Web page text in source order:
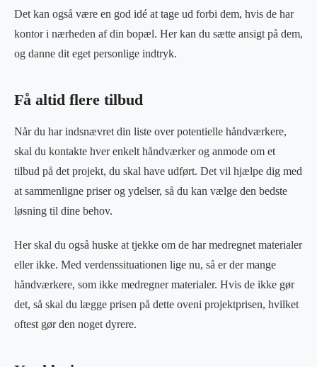
Det kan også være en god idé at tage ud forbi dem, hvis de har
kontor i nærheden af din bopæl. Her kan du sætte ansigt på dem,
og danne dit eget personlige indtryk.
Få altid flere tilbud
Når du har indsnævret din liste over potentielle håndværkere,
skal du kontakte hver enkelt håndværker og anmode om et
tilbud på det projekt, du skal have udført. Det vil hjælpe dig med
at sammenligne priser og ydelser, så du kan vælge den bedste
løsning til dine behov.
Her skal du også huske at tjekke om de har medregnet materialer
eller ikke. Med verdenssituationen lige nu, så er der mange
håndværkere, som ikke medregner materialer. Hvis de ikke gør
det, så skal du lægge prisen på dette oveni projektprisen, hvilket
oftest gør den noget dyrere.